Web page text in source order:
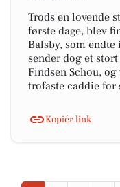
Trods en lovende
første dage, blev
Balsby, som
sender dog et
Findsen Schou,
trofaste caddie for
Kopiér link